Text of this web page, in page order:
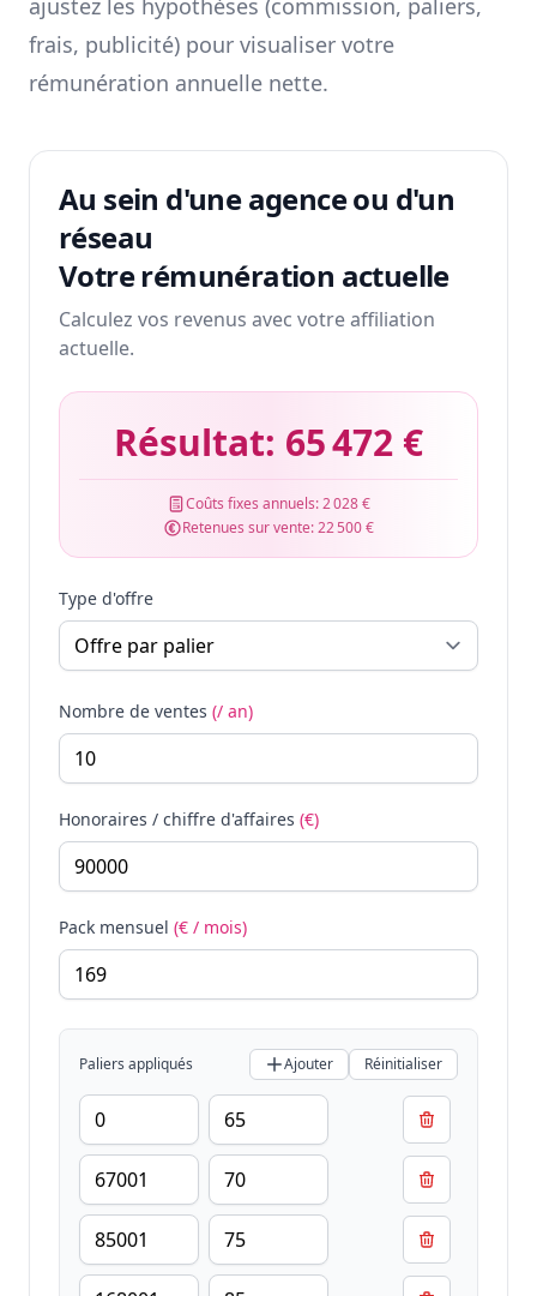
ajustez les hypothèses (commission, paliers,
frais, publicité) pour visualiser votre
rémunération annuelle nette.
Au sein d'une agence ou d'un
réseau
Votre rémunération actuelle
Calculez vos revenus avec votre affiliation
actuelle.
Résultat: 65 472 €
Coûts fixes annuels:2 028 €
Retenues sur vente:22 500 €
Type d'offre
Nombre de ventes (/ an)
Honoraires / chiffre d'affaires (€)
Pack mensuel (€ / mois)
Paliers appliqués Ajouter Réinitialiser